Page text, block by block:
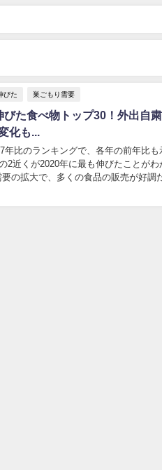
びた 巣ごもり需要
た食べ物トップ30！外出自
化も...
比のランキングで、各年の前年比も
2近くが2020年に最も伸びたことが
の拡大で、多くの食品の販売が好調
てまと...